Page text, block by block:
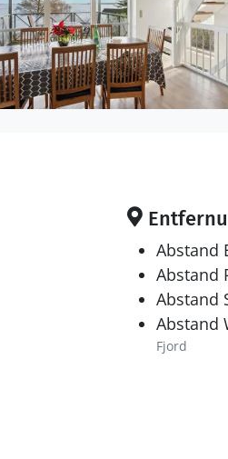
Abstand
Abstand
Abstand
Abstand
Fjord